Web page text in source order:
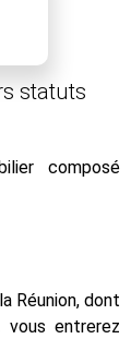
statuts
composé
Réunion, dont
vous entrerez